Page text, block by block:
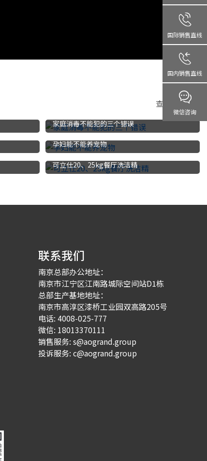
查看更多>>>
家庭消毒不能犯的三个错误
孕妇能不能养宠物
可立仕20、25kg餐厅洗洁精
联系我们
南京总部办公地址：
南京市江宁区江南路城际空间站D1栋
总部生产基地地址：
南京市高淳区漆桥工业园双高路205号
电话: 4008-025-777
微信: 18013370111
销售服务: s@aogrand.group
投诉服务: c@aogrand.group
国际销售直线
国内销售直线
微信咨询